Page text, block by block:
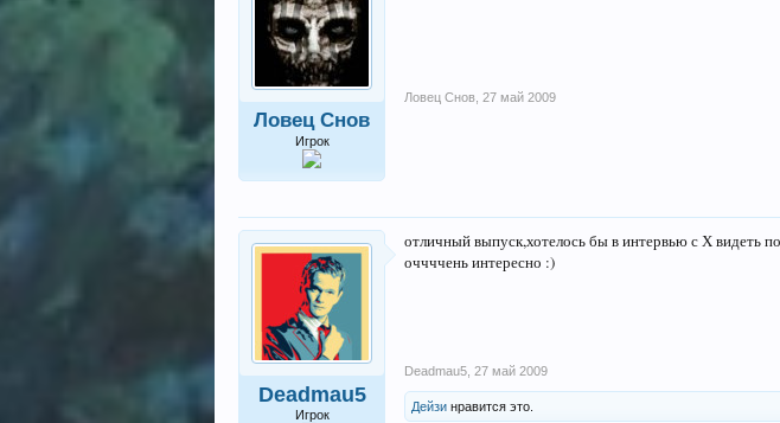
Ловец Снов
Игрок
Ловец Снов 27 май 2009
Deadmau5
Игрок
отличный выпуск,хотелось бы в интервью с Х видеть
оччччень интересно :)
Deadmau5 27 май 2009
Дейзи нравится это.